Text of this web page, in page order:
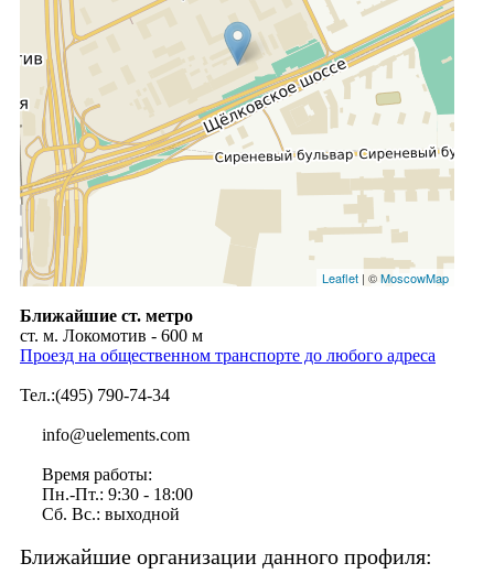
Leaflet| ©MoscowMap
Ближайшие ст. метро
ст. м. Локомотив - 600 м
Проезд на общественном транспорте до любого адреса
Тел.:(495) 790-74-34
info@uelements.com
Время работы:
Пн.-Пт.: 9:30 - 18:00
Сб. Вс.: выходной
Ближайшие организации данного профиля: